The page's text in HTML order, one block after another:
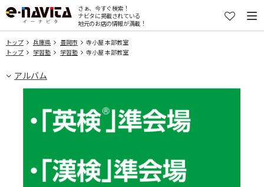
さぁ、今すぐ検索！
ナビタに掲載されている
地元のお店の情報が満載！
トップ 兵庫県 豊岡市
寺小屋 本部教室
トップ
学習塾 学習塾 寺小屋 本部教室
アルバム